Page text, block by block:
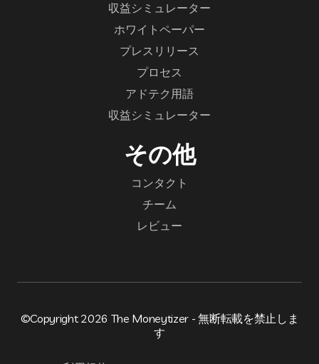
収益シミュレーター
ホワイトペーパー
プレスリリース
プロセス
アドテク用語
収益シミュレーター
その他
コンタクト
チーム
レビュー
©Copyright 2026 The Moneytizer - 無断転載を禁止しま
す